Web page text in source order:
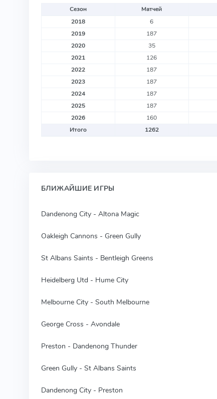
Сезон Матчей
2018
6
2019
187
2020
35
2021
126
2022
187
2023
187
2024
187
2025
187
2026
160
Итого
1262
БЛИЖАЙШИЕ ИГРЫ
Dandenong City - Altona Magic
Oakleigh Cannons - Green Gully
St Albans Saints - Bentleigh Greens
Heidelberg Utd - Hume City
Melbourne City - South Melbourne
George Cross - Avondale
Preston - Dandenong Thunder
Green Gully - St Albans Saints
Dandenong City - Preston